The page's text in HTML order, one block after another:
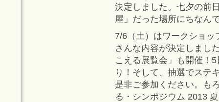
決定しました。七夕の前
屋」だった場所にちなん
7/6（土）はワークショ
さんな内容が決定しまし
こえる展覧会」も開催！
り！そして、抽選でステ
是非ご参加ください。も
る・シンポジウム 2013